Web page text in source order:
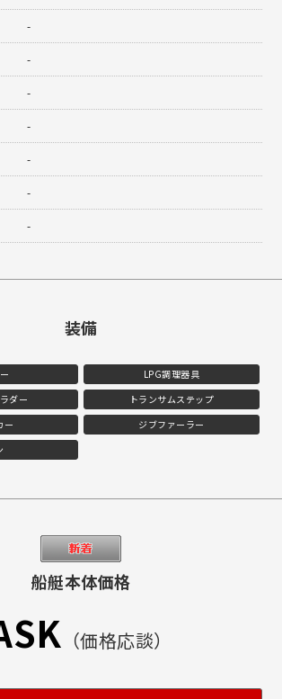
-
-
-
-
-
-
-
装備
LPG調理器具
ダー
トランサムステップ
ー
ジブファーラー
船艇本体価格
（価格応談）